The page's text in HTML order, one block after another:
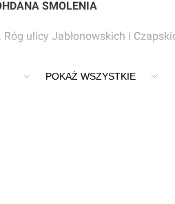
SMOLENIA
ulicy Jabłonowskich i
12
POKAŻ WSZYSTKIE